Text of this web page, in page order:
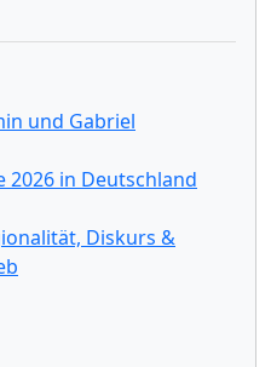
und Gabriel
2026 in Deutschland
Diskurs &